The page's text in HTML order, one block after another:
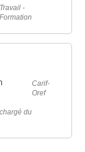
Travail -
Formation
Carif-
Oref
du